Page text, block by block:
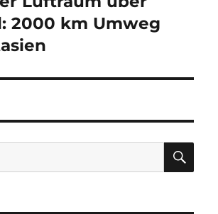
2000 km Umweg